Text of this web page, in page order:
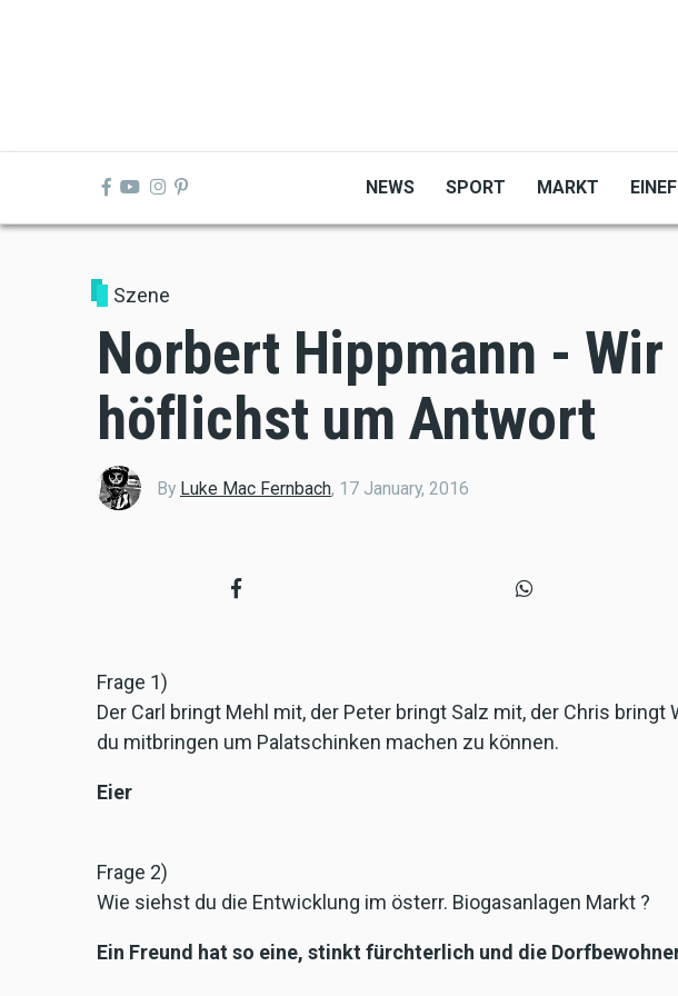
NEWS SPORT MARKT
Szene
Norbert Hippmann -
höflichst um Antwort
By Luke Mac Fernbach, 17 January, 2016
Frage 1)
Der Carl bringt Mehl mit, der Peter bringt Salz mit, der Chris
du mitbringen um Palatschinken machen zu können.
Eier
Frage 2)
Wie siehst du die Entwicklung im österr. Biogasanlagen Markt ?
Ein Freund hat so eine, stinkt fürchterlich und die